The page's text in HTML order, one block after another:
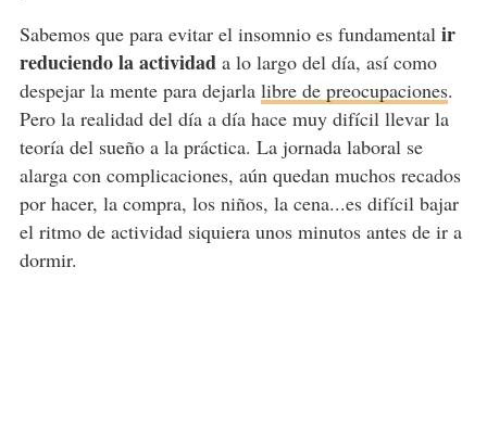
Sabemos que para evitar el insomnio es fundamentalir
reduciendo la actividad a lo largo del día, así como
despejar la mente para dejarla libre de preocupaciones.
Pero la realidad del día a día hace muy difícil llevar la
teoría del sueño a la práctica. La jornada laboral se
alarga con complicaciones, aún quedan muchos recados
por hacer, la compra, los niños, la cena...es difícil bajar
el ritmo de actividad siquiera unos minutos antes de ir a
dormir.